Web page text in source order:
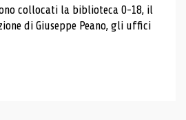
collocati la biblioteca 0-18, il
di Giuseppe Peano, gli uffici